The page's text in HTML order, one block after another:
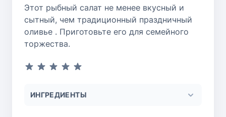
Этот рыбный салат не менее вкусный и
сытный, чем традиционный праздничный
оливье . Приготовьте его для семейного
торжества.
ИНГРЕДИЕНТЫ